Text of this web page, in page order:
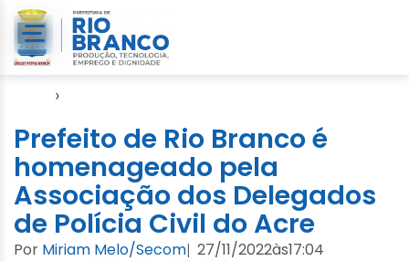
›
Prefeito de Rio Branco é
homenageado pela
Associação dos Delegados
de Polícia Civil do Acre
Por Miriam Melo/Secom| 27/11/2022às17:04